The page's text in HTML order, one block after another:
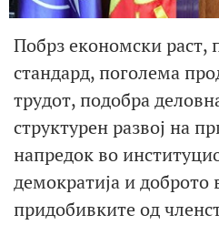
Побрз економски раст,
стандард, поголема
трудот, подобра
структурен развој на
напредок во
демократија и доброто
придобивките од